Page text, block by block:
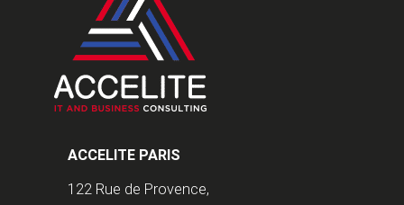
ACCELITE PARIS
122 Rue de Provence,